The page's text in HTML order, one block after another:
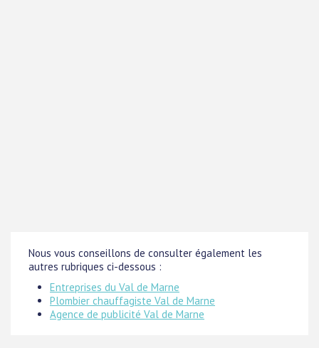
Nous vous conseillons de consulter également les
autres rubriques ci-dessous :
Entreprises du Val de Marne
Plombier chauffagiste Val de Marne
Agence de publicité Val de Marne